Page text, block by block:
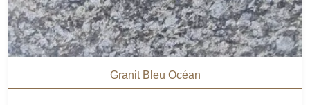
Granit Bleu Océan